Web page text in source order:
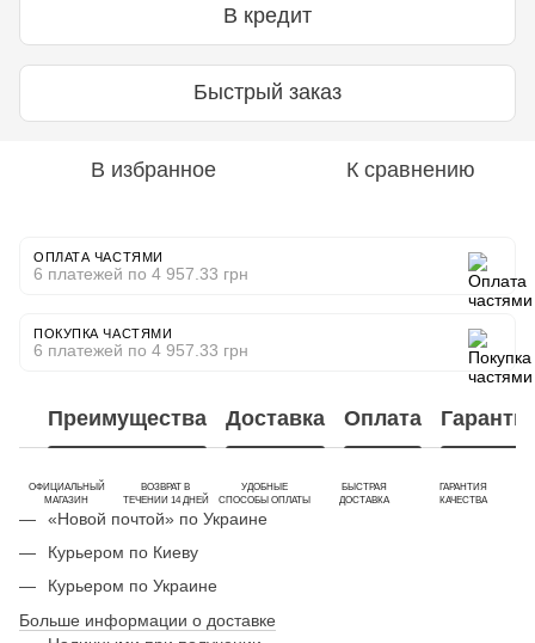
В кредит
Быстрый заказ
В избранное К сравнению
ОПЛАТА ЧАСТЯМИ
6 платежей по 4 957.33 грн
ПОКУПКА ЧАСТЯМИ
6 платежей по 4 957.33 грн
Преимущества Доставка Оплата
ОФИЦИАЛЬНЫЙ
МАГАЗИН
ВОЗВРАТ В
ТЕЧЕНИИ 14 ДНЕЙ
УДОБНЫЕ
СПОСОБЫ ОПЛАТЫ
БЫСТРАЯ
ДОСТАВКА
ГАРАНТИЯ
КАЧЕСТВА
«Новой почтой» по Украине
Курьером по Киеву
Курьером по Украине
Больше информации о доставке